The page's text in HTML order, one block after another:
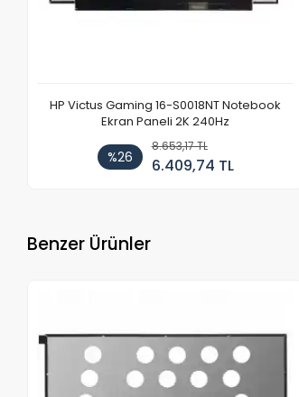
HP Victus Gaming 16-S0018NT Notebook
Ekran Paneli 2K 240Hz
%26
8.653,17 TL
6.409,74 TL
Benzer Ürünler